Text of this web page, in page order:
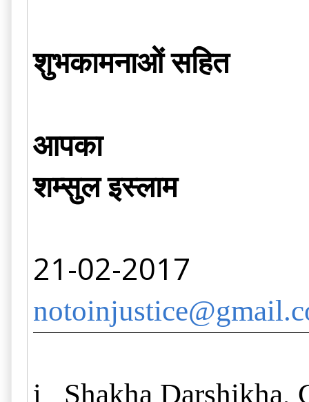
शुभकामनाओं सहित
आपका
शम्सुल इस्लाम
21-02-2017
i Shakha Darshikha,